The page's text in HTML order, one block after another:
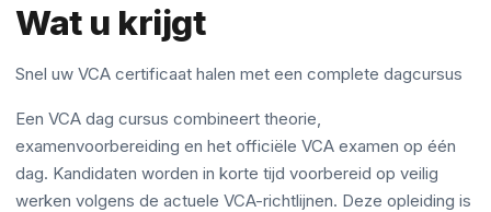
Wat u krijgt
Snel uw VCA certificaat halen met een complete dagcursus
Een VCA dag cursus combineert theorie,
examenvoorbereiding en het officiële VCA examen op één
dag. Kandidaten worden in korte tijd voorbereid op veilig
werken volgens de actuele VCA-richtlijnen. Deze opleiding is